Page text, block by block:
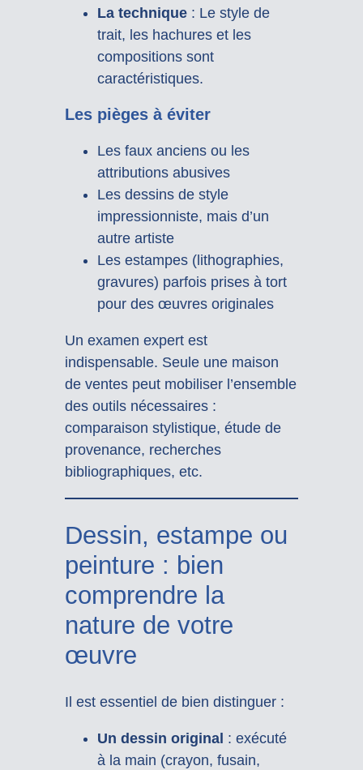
La technique: Le style de
trait, les hachures et les
compositions sont
caractéristiques.
Les pièges à éviter
Les faux anciens ou les
attributions abusives
Les dessins de style
impressionniste, mais d’un
autre artiste
Les estampes (lithographies,
gravures) parfois prises à tort
pour des œuvres originales
Un examen expert est
indispensable. Seule une maison
de ventes peut mobiliser l’ensemble
des outils nécessaires :
comparaison stylistique, étude de
provenance, recherches
bibliographiques, etc.
Dessin, estampe ou
peinture : bien
comprendre la
nature de votre
œuvre
Il est essentiel de bien distinguer :
Un dessin original : exécuté
à la main (crayon, fusain,